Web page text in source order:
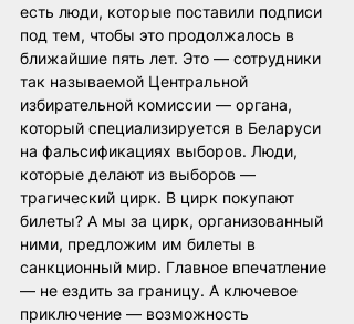
есть люди, которые поставили подписи
под тем, чтобы это продолжалось в
ближайшие пять лет. Это — сотрудники
так называемой Центральной
избирательной комиссии — органа,
который специализируется в Беларуси
на фальсификациях выборов. Люди,
которые делают из выборов —
трагический цирк. В цирк покупают
билеты? А мы за цирк, организованный
ними, предложим им билеты в
санкционный мир. Главное впечатление
— не ездить за границу. А ключевое
приключение — возможность